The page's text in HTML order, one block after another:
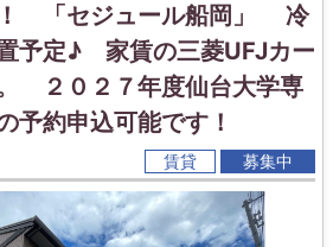
！ 「セジュール船岡」 冷
予定♪ 家賃の三菱UFJカー
２０２７年度仙台大学専
予約申込可能です！
賃貸 募集中